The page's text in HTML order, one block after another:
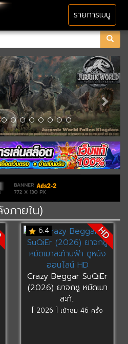
MENU
รายการเมนู
ภายใน)
6.4 HD
Crazy Beggar SuQiEr
(2026) ยาจกซู หมัดเมา
สะท้..
[ 2026 ] เข้าชม 46 ครั้ง